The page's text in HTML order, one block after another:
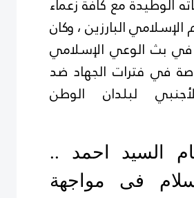
الوطيدة مع كافة زعماء
الإسلامي البارزين ، وكان
في بث الوعي الإسلامي
في فترات الجهاد ضد
لبلدان الوطن
السيد احمد ..
فى مواجهة